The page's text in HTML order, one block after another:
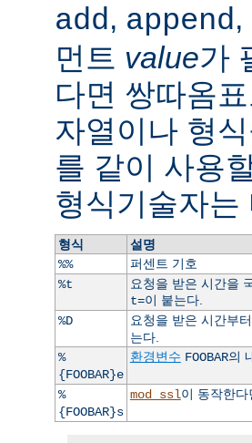
add, append,
먼트 value가
다면 쌍따옴
자열이나 형
를 같이 사용
형식기술자는
형식
설명
%%
퍼센트 기호
%t
요청을 받은 시간을
t=이 붙는다.
%D
요청을 받은 시간부
는다.
%
{FOOBAR}e
환경변수 FOOBAR의
%
{FOOBAR}s
mod_ssl이 동작한다